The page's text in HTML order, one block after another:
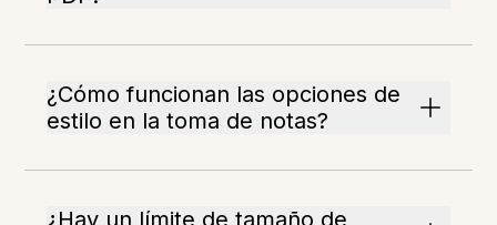
¿Cómo funcionan las opciones de
estilo en la toma de notas?
¿Hay un límite de tamaño de